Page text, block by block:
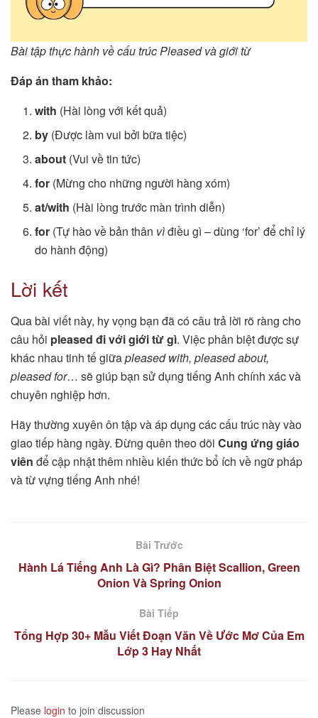
Bài tập thực hành về cấu trúc Pleased và giới từ
Đáp án tham khảo:
with (Hài lòng với kết quả)
by (Được làm vui bởi bữa tiệc)
about (Vui về tin tức)
for (Mừng cho những người hàng xóm)
at/with (Hài lòng trước màn trình diễn)
for (Tự hào về bản thân vìđiều gì – dùng ‘for’ để chỉ lý
do hành động)
Lời kết
Qua bài viết này, hy vọng bạn đã có câu trả lời rõ ràng cho
câu hỏi pleased đi với giới từ gì. Việc phân biệt được sự
khác nhau tinh tế giữapleased with, pleased about,
pleased for… sẽ giúp bạn sử dụng tiếng Anh chính xác và
chuyên nghiệp hơn.
Hãy thường xuyên ôn tập và áp dụng các cấu trúc này vào
giao tiếp hàng ngày. Đừng quên theo dõi Cung ứng giáo
viên để cập nhật thêm nhiều kiến thức bổ ích về ngữ pháp
và từ vựng tiếng Anh nhé!
Bài Trước
Hành Lá Tiếng Anh Là Gì? Phân Biệt Scallion, Green
Onion Và Spring Onion
Bài Tiếp
Tổng Hợp 30+ Mẫu Viết Đoạn Văn Về Ước Mơ Của Em
Lớp 3 Hay Nhất
Please login to join discussion